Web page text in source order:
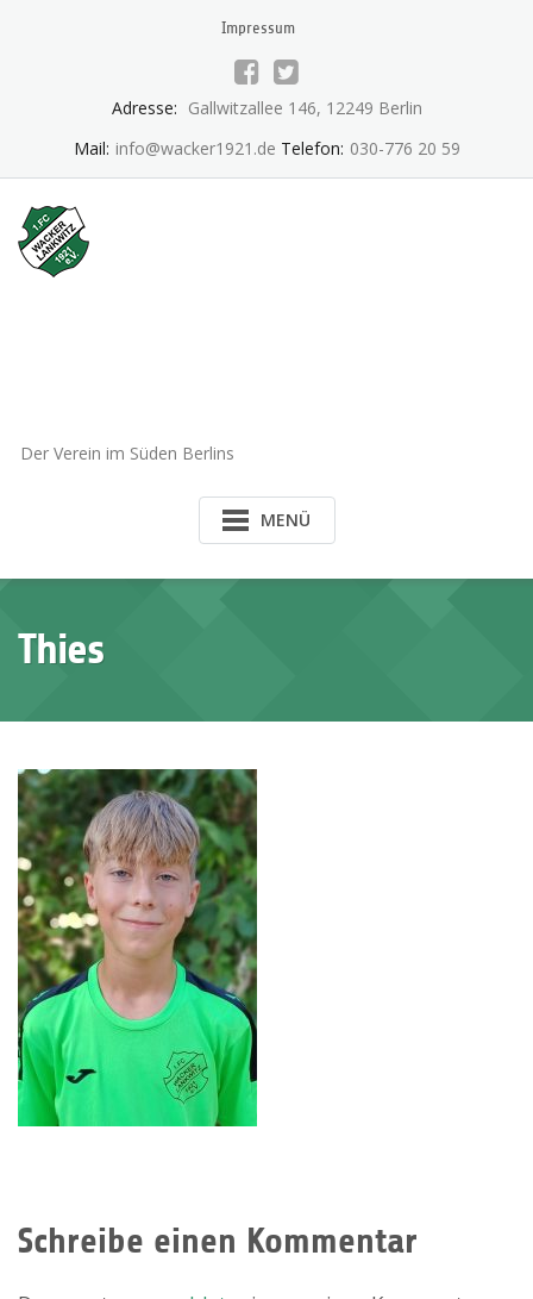
Impressum
Adresse: Gallwitzallee 146, 12249 Berlin
Mail: info@wacker1921.de Telefon: 030-776 20 59
Der Verein im Süden Berlins
MENÜ
Thies
Schreibe einen Kommentar